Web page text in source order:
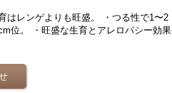
はレンゲよりも旺盛。 ・つる性で1〜2
位。 ・旺盛な生育とアレロパシー効果